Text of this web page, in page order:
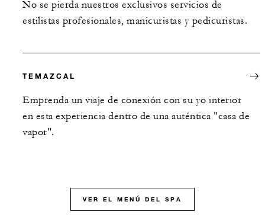
No se pierda nuestros exclusivos servicios de
estilistas profesionales, manicuristas y pedicuristas.
TEMAZCAL
Emprenda un viaje de conexión con su yo interior
en esta experiencia dentro de una auténtica "casa de
vapor".
VER EL MENÚ DEL SPA